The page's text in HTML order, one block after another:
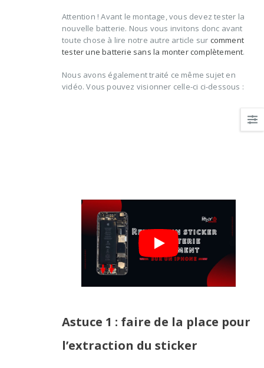
Attention ! Avant le montage, vous devez tester la
nouvelle batterie. Nous vous invitons donc avant
toute chose à lire notre autre article sur comment
tester une batterie sans la monter complètement.
Nous avons également traité ce même sujet en
vidéo. Vous pouvez visionner celle-ci ci-dessous :
Astuce 1 : faire de la place pour
l’extraction du sticker